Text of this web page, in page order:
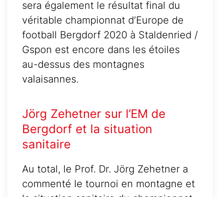
sera également le résultat final du
véritable championnat d’Europe de
football Bergdorf 2020 à Staldenried /
Gspon est encore dans les étoiles
au-dessus des montagnes
valaisannes.
Jörg Zehetner sur l’EM de
Bergdorf et la situation
sanitaire
Au total, le Prof. Dr. Jörg Zehetner a
commenté le tournoi en montagne et